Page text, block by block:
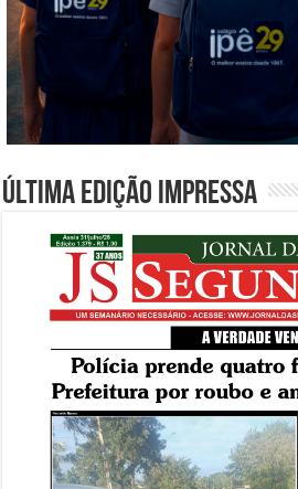
Última edição impressa